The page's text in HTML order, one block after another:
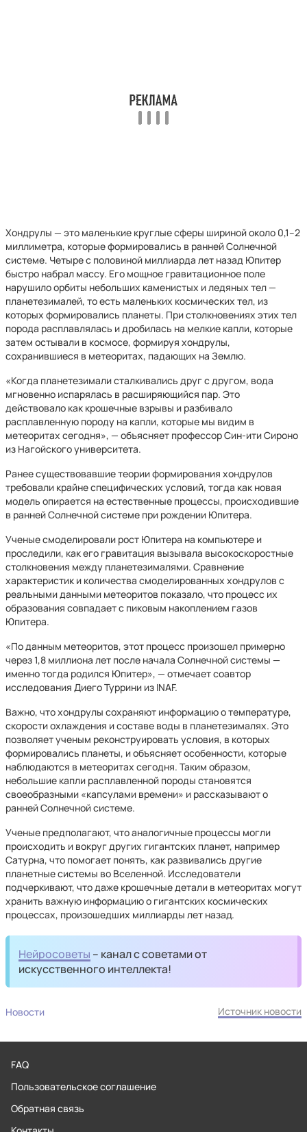
Хондрулы — это маленькие круглые сферы шириной около 0,1–2
миллиметра, которые формировались в ранней Солнечной
системе. Четыре с половиной миллиарда лет назад Юпитер
быстро набрал массу. Его мощное гравитационное поле
нарушило орбиты небольших каменистых и ледяных тел —
планетезималей, то есть маленьких космических тел, из
которых формировались планеты. При столкновениях этих тел
порода расплавлялась и дробилась на мелкие капли, которые
затем остывали в космосе, формируя хондрулы,
сохранившиеся в метеоритах, падающих на Землю.
«Когда планетезимали сталкивались друг с другом, вода
мгновенно испарялась в расширяющийся пар. Это
действовало как крошечные взрывы и разбивало
расплавленную породу на капли, которые мы видим в
метеоритах сегодня», — объясняет профессор Син-ити Сироно
из Нагойского университета.
Ранее существовавшие теории формирования хондрулов
требовали крайне специфических условий, тогда как новая
модель опирается на естественные процессы, происходившие
в ранней Солнечной системе при рождении Юпитера.
Ученые смоделировали рост Юпитера на компьютере и
проследили, как его гравитация вызывала высокоскоростные
столкновения между планетезималями. Сравнение
характеристик и количества смоделированных хондрулов с
реальными данными метеоритов показало, что процесс их
образования совпадает с пиковым накоплением газов
Юпитера.
«По данным метеоритов, этот процесс произошел примерно
через 1,8 миллиона лет после начала Солнечной системы —
именно тогда родился Юпитер», — отмечает соавтор
исследования Диего Туррини из INAF.
Важно, что хондрулы сохраняют информацию о температуре,
скорости охлаждения и составе воды в планетезималях. Это
позволяет ученым реконструировать условия, в которых
формировались планеты, и объясняет особенности, которые
наблюдаются в метеоритах сегодня. Таким образом,
небольшие капли расплавленной породы становятся
своеобразными «капсулами времени» и рассказывают о
ранней Солнечной системе.
Ученые предполагают, что аналогичные процессы могли
происходить и вокруг других гигантских планет, например
Сатурна, что помогает понять, как развивались другие
планетные системы во Вселенной. Исследователи
подчеркивают, что даже крошечные детали в метеоритах могут
хранить важную информацию о гигантских космических
процессах, произошедших миллиарды лет назад.
Нейросоветы – канал с советами от
искусственного интеллекта!
Новости Источник новости
FAQ
Пользовательское соглашение
Обратная связь